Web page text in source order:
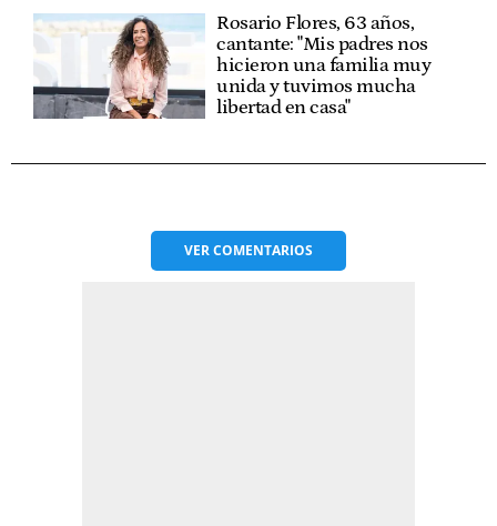
Rosario Flores, 63 años,
cantante: "Mis padres nos
hicieron una familia muy
unida y tuvimos mucha
libertad en casa"
VERCOMENTARIOS